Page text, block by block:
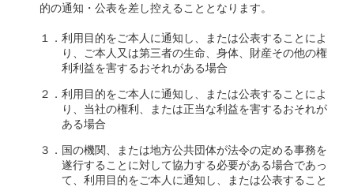
的の通知・公表を差し控えることとなります。
１．利用目的をご本人に通知し、または公表することによ
り、ご本人又は第三者の生命、身体、財産その他の権
利利益を害するおそれがある場合
２．利用目的をご本人に通知し、または公表することによ
り、当社の権利、または正当な利益を害するおそれが
ある場合
３．国の機関、または地方公共団体が法令の定める事務を
遂行することに対して協力する必要がある場合であっ
て、利用目的をご本人に通知し、または公表すること